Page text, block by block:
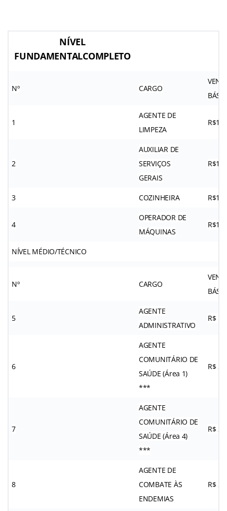
NÍVEL
FUNDAMENTALCOMPLETO
Nº CARGO
1
AGENTE DE
LIMPEZA
2
AUXILIAR DE
SERVIÇOS
GERAIS
3 COZINHEIRA
4
OPERADOR DE
MÁQUINAS
NÍVEL MÉDIO/TÉCNICO
Nº CARGO
5
AGENTE
ADMINISTRATIVO
R$
6
AGENTE
COMUNITÁRIO DE
SAÚDE (Área 1)
***
R$
7
AGENTE
COMUNITÁRIO DE
SAÚDE (Área 4)
***
R$
8
AGENTE DE
COMBATE ÀS
ENDEMIAS
R$